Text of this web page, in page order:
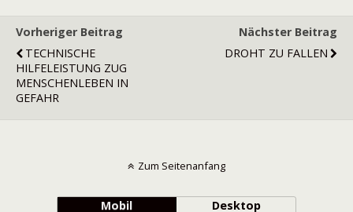
Vorheriger Beitrag
TECHNISCHE
HILFELEISTUNG ZUG
MENSCHENLEBEN IN
GEFAHR
Nächster Beitrag
DROHT ZU FALLEN
Zum Seitenanfang
Mobil Desktop